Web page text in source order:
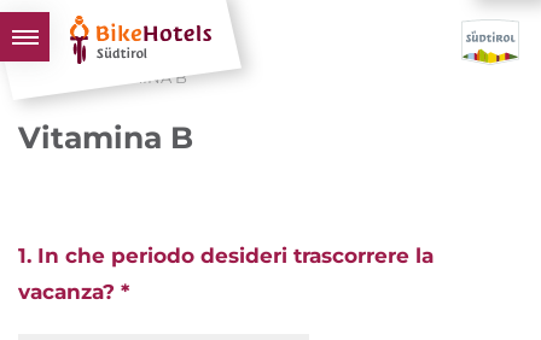
BIKEHOTELS
L'ALTO ADIGE & NOI
INFO UTILI
VITAMINA B
Vitamina B
1. In che periodo desideri trascorrere la
vacanza? *